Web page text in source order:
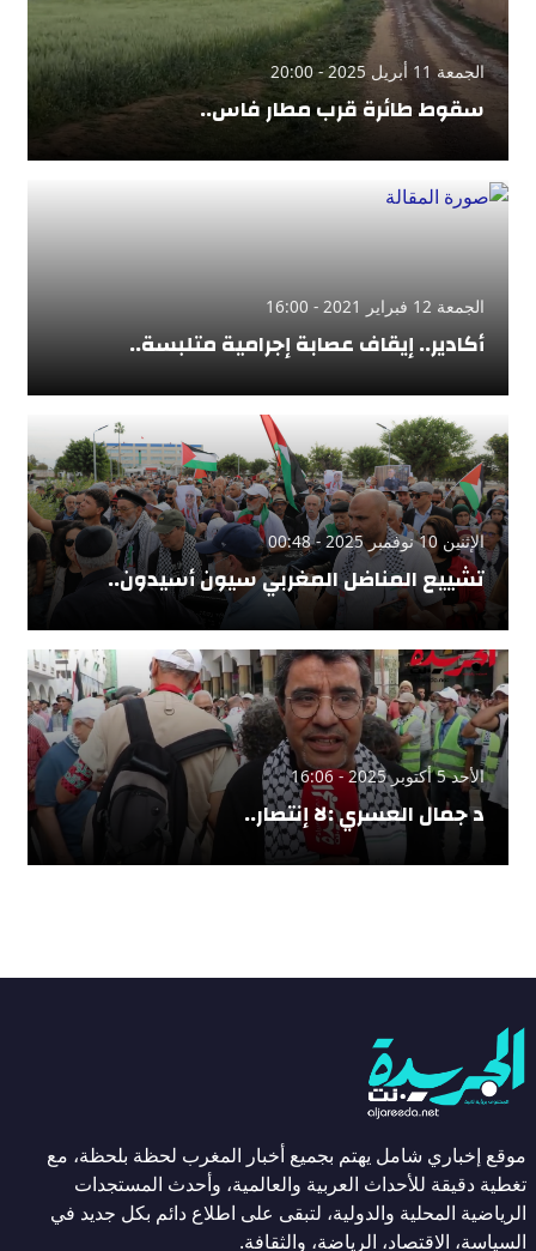
الجمعة 11 أبريل 2025 - 20:00
سقوط طائرة قرب مطار فاس..
الجمعة 12 فبراير 2021 - 16:00
أكادير.. إيقاف عصابة إجرامية متلبسة..
الإثنين 10 نوفمبر 2025 - 00:48
تشييع المناضل المغربي سيون أسيدون..
الأحد 5 أكتوبر 2025 - 16:06
د جمال العسري :لا إنتصار..
موقع إخباري شامل يهتم بجميع أخبار المغرب لحظة بلحظة، مع
تغطية دقيقة للأحداث العربية والعالمية، وأحدث المستجدات
الرياضية المحلية والدولية، لتبقى على اطلاع دائم بكل جديد في
السياسة، الاقتصاد، الرياضة، والثقافة.